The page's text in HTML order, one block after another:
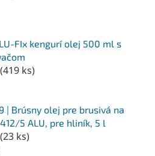
FIx kengurí olej 500 ml s
(419 ks)
| Brúsny olej pre brusivá na
5 ALU, pre hliník, 5 l
(23 ks)